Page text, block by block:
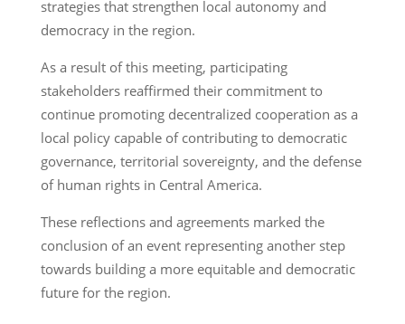
strategies that strengthen local autonomy and
democracy in the region.
As a result of this meeting, participating
stakeholders reaffirmed their commitment to
continue promoting decentralized cooperation as a
local policy capable of contributing to democratic
governance, territorial sovereignty, and the defense
of human rights in Central America.
These reflections and agreements marked the
conclusion of an event representing another step
towards building a more equitable and democratic
future for the region.